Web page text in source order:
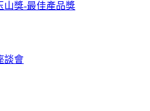
山獎-最佳產品獎
談會